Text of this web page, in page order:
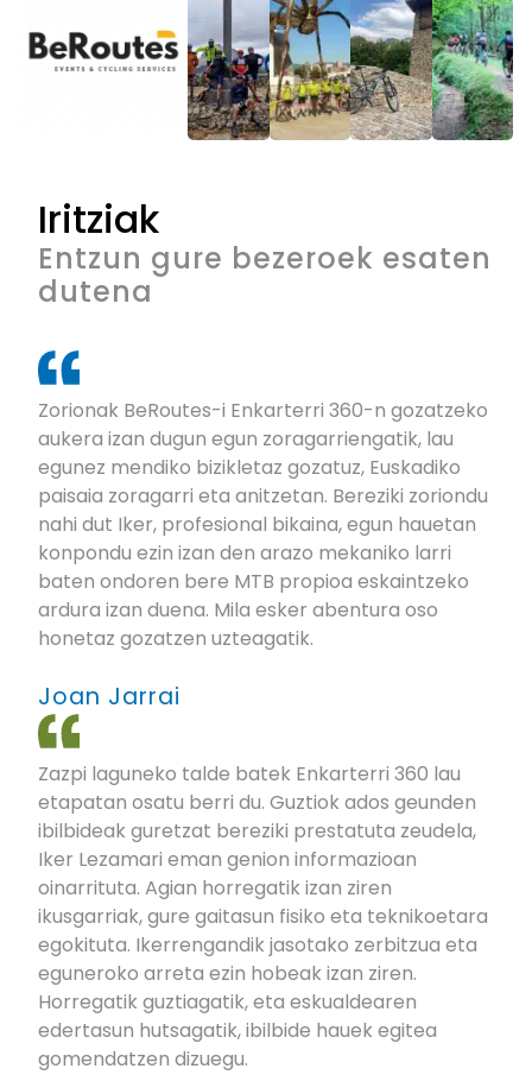
Iritziak
Entzun gure bezeroek esaten
dutena
Zorionak BeRoutes-i Enkarterri 360-n gozatzeko
aukera izan dugun egun zoragarriengatik, lau
egunez mendiko bizikletaz gozatuz, Euskadiko
paisaia zoragarri eta anitzetan. Bereziki zoriondu
nahi dut Iker, profesional bikaina, egun hauetan
konpondu ezin izan den arazo mekaniko larri
baten ondoren bere MTB propioa eskaintzeko
ardura izan duena. Mila esker abentura oso
honetaz gozatzen uzteagatik.
Joan Jarrai
Zazpi laguneko talde batek Enkarterri 360 lau
etapatan osatu berri du. Guztiok ados geunden
ibilbideak guretzat bereziki prestatuta zeudela,
Iker Lezamari eman genion informazioan
oinarrituta. Agian horregatik izan ziren
ikusgarriak, gure gaitasun fisiko eta teknikoetara
egokituta. Ikerrengandik jasotako zerbitzua eta
eguneroko arreta ezin hobeak izan ziren.
Horregatik guztiagatik, eta eskualdearen
edertasun hutsagatik, ibilbide hauek egitea
gomendatzen dizuegu.